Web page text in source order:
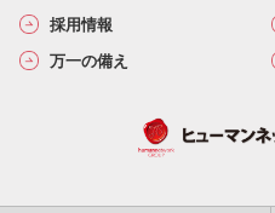
採用情報
万一の備え